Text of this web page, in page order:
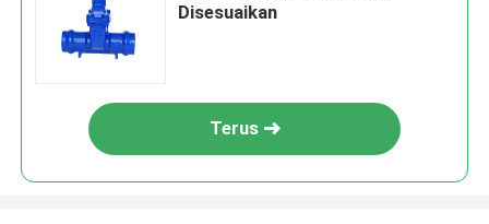
Disesuaikan
Terus